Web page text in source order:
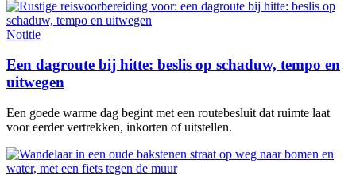
Notitie
Een dagroute bij hitte: beslis op schaduw, tempo en
uitwegen
Een goede warme dag begint met een routebesluit dat ruimte laat
voor eerder vertrekken, inkorten of uitstellen.